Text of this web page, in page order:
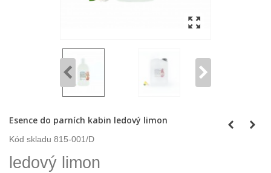
Esence do parních kabin ledový limon
Kód skladu 815-001/D
ledový limon